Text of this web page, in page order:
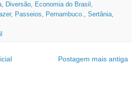
Diversão Economia do Brasil
, Passeios Pernambuco. Sertânia
Postagem mais antiga